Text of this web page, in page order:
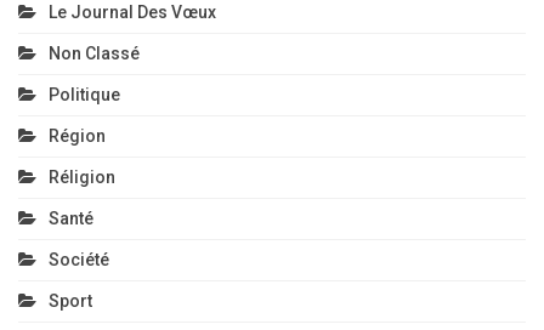
Le Journal Des Vœux
Non Classé
Politique
Région
Réligion
Santé
Société
Sport